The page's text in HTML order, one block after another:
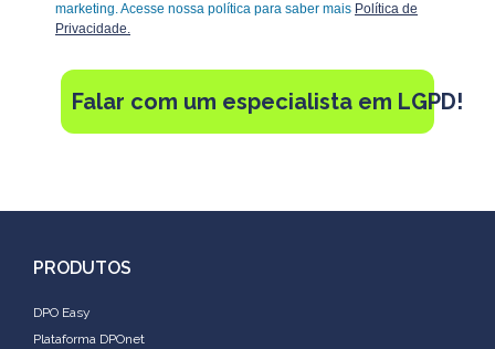
marketing. Acesse nossa política para saber mais Política de
Privacidade.
Falar com um especialista em LGPD!
PRODUTOS
DPO Easy
Plataforma DPOnet